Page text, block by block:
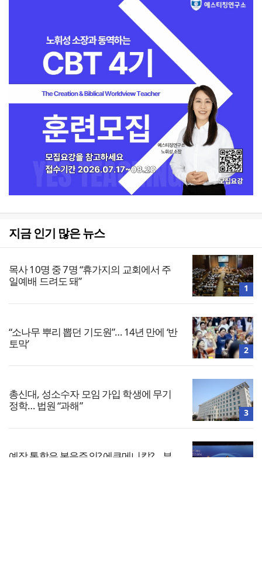
지금 인기 많은 뉴스
목사 10명 중 7명 “휴가지의 교회에서 주
일예배 드려도 돼”
1
“소나무 뿌리 뽑던 기도원”… 14년 만에 ‘반
토막’
2
총신대, 성소수자 모임 가입 학생에 무기
정학… 법원 “과해”
3
예장 통합은 복음주의? 에큐메니칼?… 부